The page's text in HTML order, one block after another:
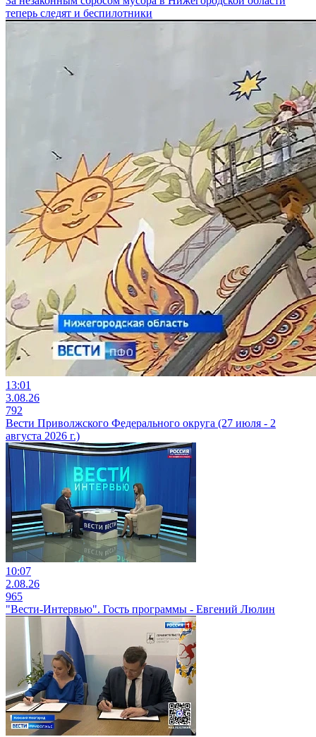
теперь следят и беспилотники
13:01
3.08.26
792
Вести Приволжского Федерального округа (27 июля - 2
августа 2026 г.)
10:07
2.08.26
965
"Вести-Интервью". Гость программы - Евгений Люлин